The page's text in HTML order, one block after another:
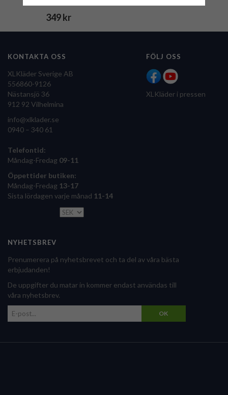
349 kr
KONTAKTA OSS
XLKläder Sverige AB
556860-9126
Nästansjö 36
912 92 Vilhelmina
info@xlklader.se
0940 – 340 61
Telefontid:
Måndag-Fredag 09-11
Öppettider butiken:
Måndag-Fredag 13-17
Sista lördagen varje månad 11-14
FÖLJ OSS
XLKläder i pressen
NYHETSBREV
Prenumerera på nyhetsbrevet och ta del av våra bästa
erbjudanden!
De uppgifter du matar in kommer endast användas till
våra nyhetsbrev.
OK